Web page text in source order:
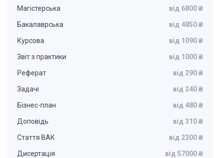
Магістерська від 6800 ₴
Бакалаврська від 4850 ₴
Курсова від 1090 ₴
Звіт з практики від 1000 ₴
Реферат від 290 ₴
Задачі від 240 ₴
Бізнес-план від 480 ₴
Доповідь від 310 ₴
Стаття ВАК від 2300 ₴
Дисертація від 57000 ₴